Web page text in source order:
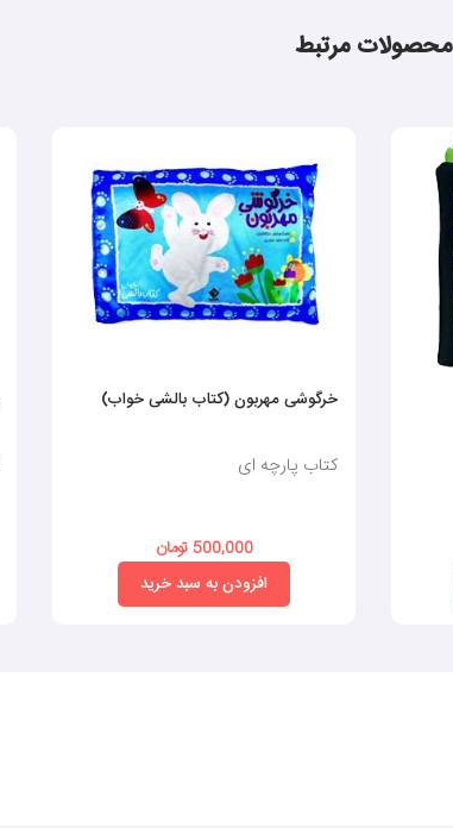
محصولات مرتبط
خرگوشی مهربون (کتاب بالشی خواب)
کتاب پارچه ای
500,000 تومان
افزودن به سبد خرید